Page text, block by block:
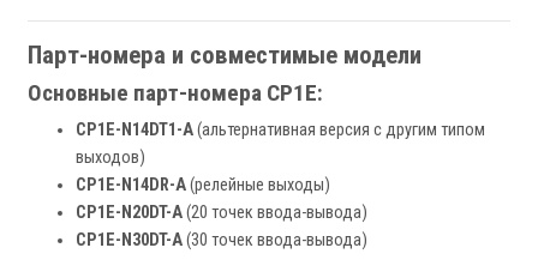
Парт-номера и совместимые модели
Основные парт-номера CP1E:
CP1E-N14DT1-A(альтернативная версия с другим типом
выходов)
CP1E-N14DR-A(релейные выходы)
CP1E-N20DT-A(20 точек ввода-вывода)
CP1E-N30DT-A(30 точек ввода-вывода)